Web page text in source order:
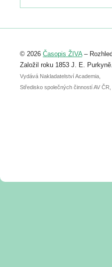
Registrovat se můžete do 6.
abstraktu přihlášené
posteru je už 30. června.
© 2026 Časopis ŽIVA–
Založil roku 1853 J. E. Purkyně.
Vydává Nakladatelství Academia,
Středisko společných činností AV